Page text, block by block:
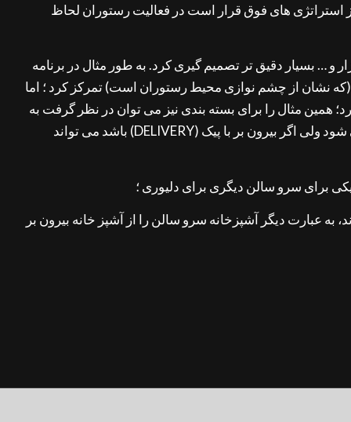
استراتژی های فوق قرار است در فعالیت رستوران لحاظ
و … بسیار دقیق تر تصمیم گیری کرد. به طور مثال در برنامه
نشان از چشم نوازی محیط رستوران است) تمرکز کرد ؛ اما
همین مثال را برای بسته بندی نیز می توان در نظر گرفت به
طور مثال هزینه ای که قرار است صرف بسته بندی شود اگر برای بیرون بر حضوری (TAKE AWAY) باشد به گونه ای تعریف می شود ولی اگر بیرون بر با پیک (DELIVERY) باشد می تواند
عبارت دیگر آشپزخانه سرو سالن را از آشپز خانه بیرون بر